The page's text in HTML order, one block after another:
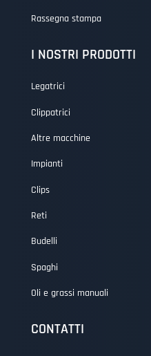
Rassegna stampa
I NOSTRI PRODOTTI
Legatrici
Clippatrici
Altre macchine
Impianti
Clips
Reti
Budelli
Spaghi
Oli e grassi manuali
CONTATTI